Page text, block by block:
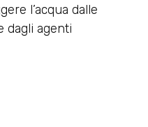
l’acqua dalle
dagli agenti